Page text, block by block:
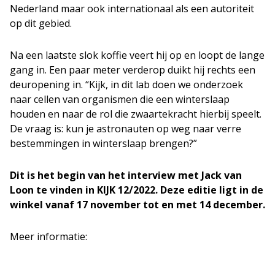
Nederland maar ook internationaal als een autoriteit
op dit gebied.
Na een laatste slok koffie veert hij op en loopt de lange
gang in. Een paar meter verderop duikt hij rechts een
deuropening in. “Kijk, in dit lab doen we onderzoek
naar cellen van organismen die een winterslaap
houden en naar de rol die zwaartekracht hierbij speelt.
De vraag is: kun je astronauten op weg naar verre
bestemmingen in winterslaap brengen?”
Dit is het begin van het interview met Jack van
Loon te vinden in KIJK 12/2022. Deze editie ligt in de
winkel vanaf 17 november tot en met 14 december.
Meer informatie: